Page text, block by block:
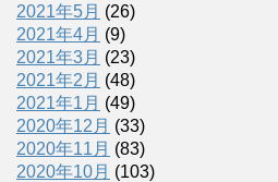
2021年5月 (26)
2021年4月 (9)
2021年3月 (23)
2021年2月 (48)
2021年1月 (49)
2020年12月 (33)
2020年11月 (83)
2020年10月 (103)